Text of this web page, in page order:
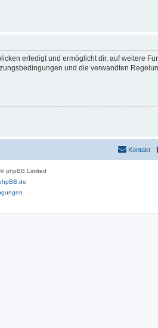
erledigt und ermöglicht dir, auf weitere
und die verwandten
Kontakt
phpBB Limited